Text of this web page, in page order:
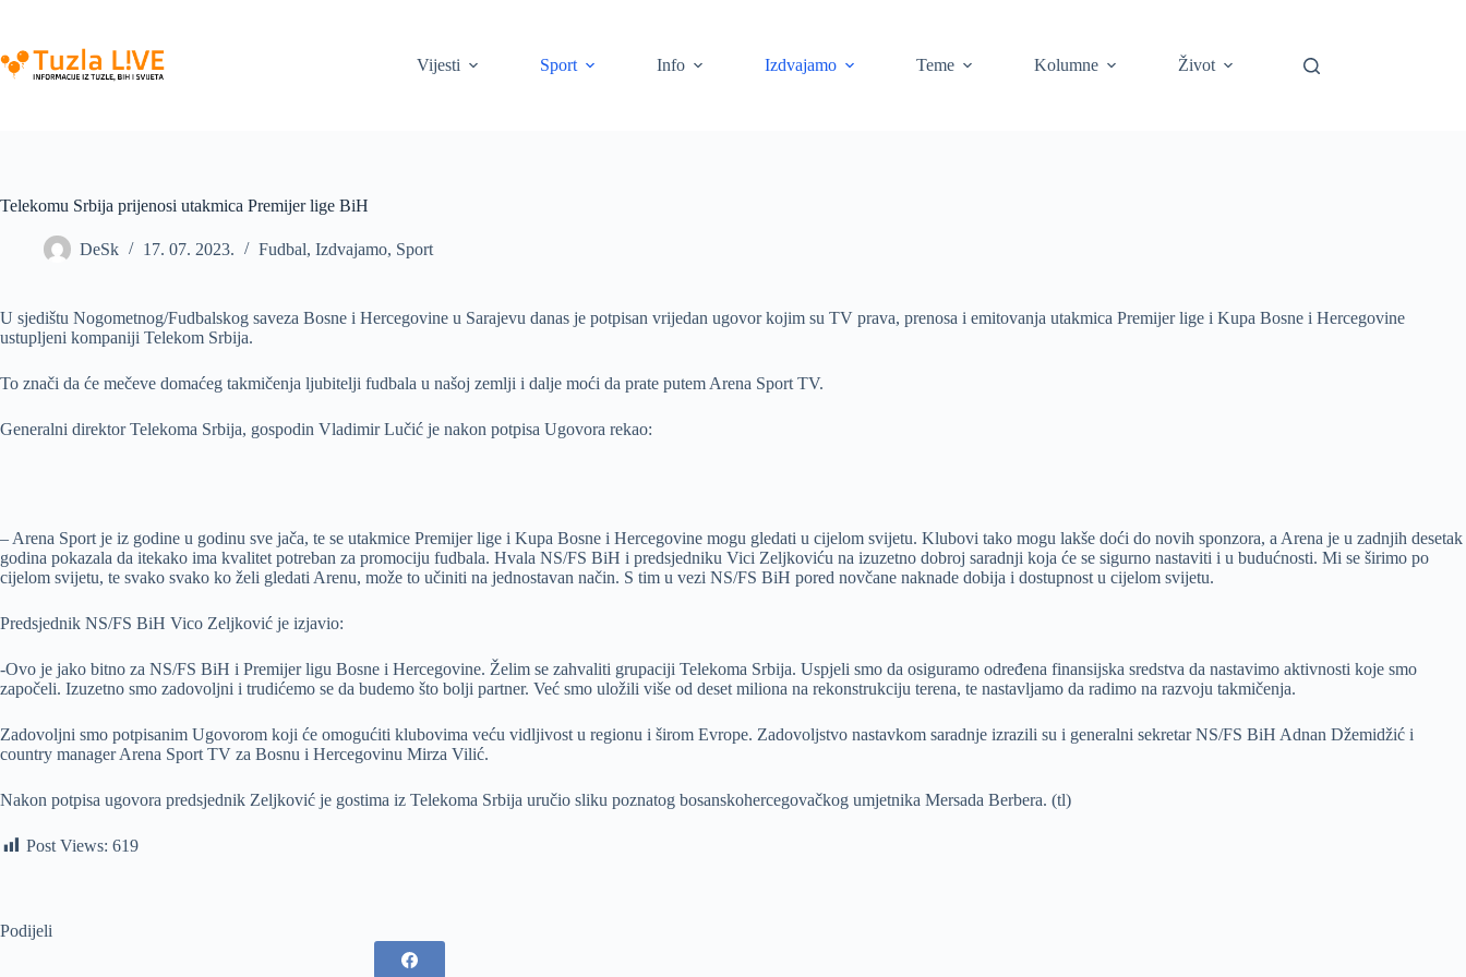
content
Vijesti
Sport Info Izdvajamo Teme Kolumne Život
Telekomu Srbija prijenosi utakmica Premijer lige BiH
DeSk 17. 07. 2023. Fudbal, Izdvajamo, Sport
U sjedištu Nogometnog/Fudbalskog saveza Bosne i Hercegovine u Sarajevu danas je potpisan vrijedan ugovor kojim su TV prava, prenosa i emitovanja utakmica Premijer lige i Kupa Bosne i Hercegovine
ustupljeni kompaniji Telekom Srbija.
To znači da će mečeve domaćeg takmičenja ljubitelji fudbala u našoj zemlji i dalje moći da prate putem Arena Sport TV.
Generalni direktor Telekoma Srbija, gospodin Vladimir Lučić je nakon potpisa Ugovora rekao:
– Arena Sport je iz godine u godinu sve jača, te se utakmice Premijer lige i Kupa Bosne i Hercegovine mogu gledati u cijelom svijetu. Klubovi tako mogu lakše doći do novih sponzora, a Arena je u zadnjih desetak
godina pokazala da itekako ima kvalitet potreban za promociju fudbala. Hvala NS/FS BiH i predsjedniku Vici Zeljkoviću na izuzetno dobroj saradnji koja će se sigurno nastaviti i u budućnosti. Mi se širimo po
cijelom svijetu, te svako svako ko želi gledati Arenu, može to učiniti na jednostavan način. S tim u vezi NS/FS BiH pored novčane naknade dobija i dostupnost u cijelom svijetu.
Predsjednik NS/FS BiH Vico Zeljković je izjavio:
-Ovo je jako bitno za NS/FS BiH i Premijer ligu Bosne i Hercegovine. Želim se zahvaliti grupaciji Telekoma Srbija. Uspjeli smo da osiguramo određena finansijska sredstva da nastavimo aktivnosti koje smo
započeli. Izuzetno smo zadovoljni i trudićemo se da budemo što bolji partner. Već smo uložili više od deset miliona na rekonstrukciju terena, te nastavljamo da radimo na razvoju takmičenja.
Zadovoljni smo potpisanim Ugovorom koji će omogućiti klubovima veću vidljivost u regionu i širom Evrope. Zadovoljstvo nastavkom saradnje izrazili su i generalni sekretar NS/FS BiH Adnan Džemidžić i
country manager Arena Sport TV za Bosnu i Hercegovinu Mirza Vilić.
Nakon potpisa ugovora predsjednik Zeljković je gostima iz Telekoma Srbija uručio sliku poznatog bosanskohercegovačkog umjetnika Mersada Berbera. (tl)
Post Views: 619
Podijeli